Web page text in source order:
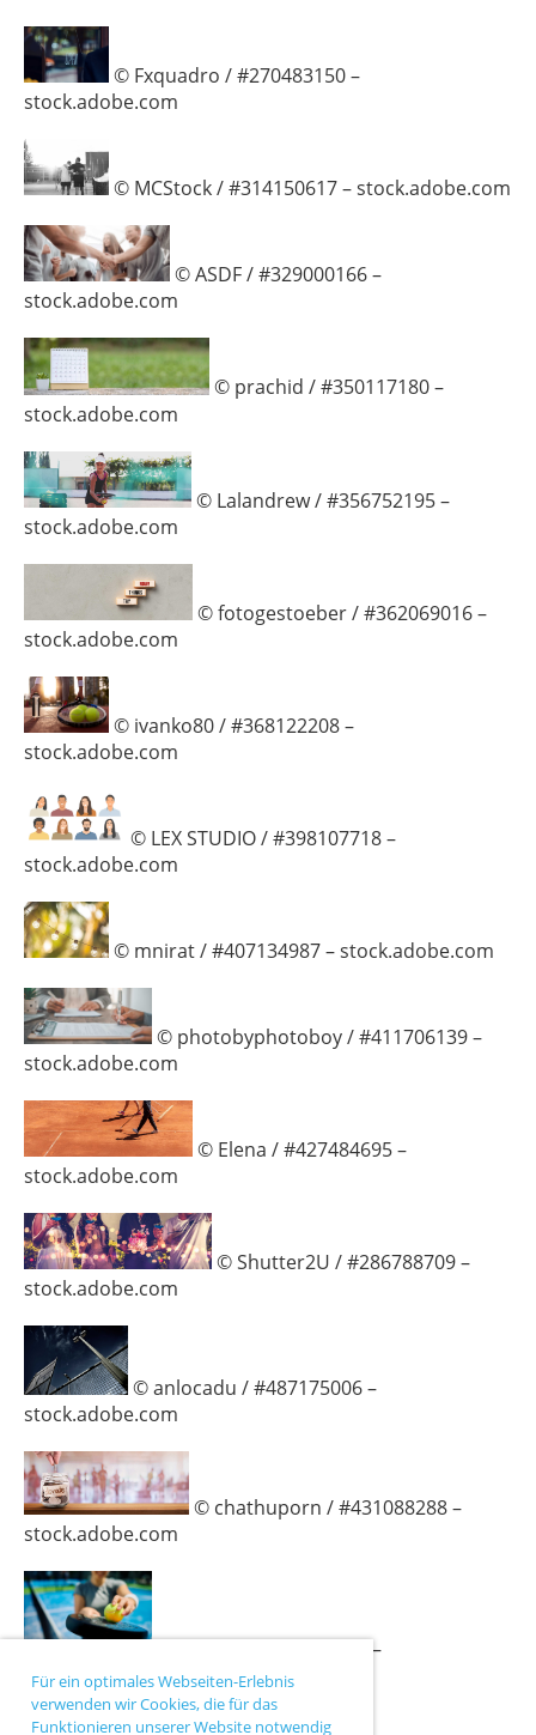
Für ein optimales Webseiten-Erlebnis
verwenden wir Cookies, die für das
Funktionieren unserer Website notwendig
© Fxquadro / #270483150 –
stock.adobe.com
© MCStock / #314150617 – stock.adobe.com
© ASDF / #329000166 –
stock.adobe.com
© prachid / #350117180 –
stock.adobe.com
© Lalandrew / #356752195 –
stock.adobe.com
© fotogestoeber / #362069016 –
stock.adobe.com
© ivanko80 / #368122208 –
stock.adobe.com
© LEX STUDIO / #398107718 –
stock.adobe.com
© mnirat / #407134987 – stock.adobe.com
© photobyphotoboy / #411706139 –
stock.adobe.com
© Elena / #427484695 –
stock.adobe.com
© Shutter2U / #286788709 –
stock.adobe.com
© anlocadu / #487175006 –
stock.adobe.com
© chathuporn / #431088288 –
stock.adobe.com
© Drazen / #621800482 –
stock.adobe.com